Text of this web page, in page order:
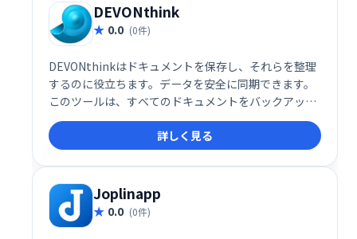
DEVONthink
0.0 (0件)
DEVONthinkはドキュメントを保存し、それらを整理
するのに役立ちます。データを安全に同期できます。
このツールは、すべてのドキュメントをバックアップ
データベースに保持し、さまざまな方法で表示しま
す。
詳しく見る
Joplinapp
0.0 (0件)